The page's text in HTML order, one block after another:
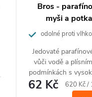
Bros -
myši a
odolné proti
Jedovaté
vůči vodě a
podmínkách s
jsou kuchyně,
otevřený terén.
62 Kč
Měrná
620 Kč /